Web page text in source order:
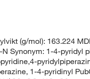
(g/mol): 163.224
N Synonym: 1-4-pyridyl
1-4-pyridinyl